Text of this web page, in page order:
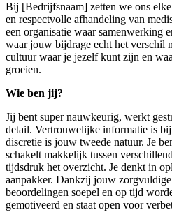
Bij [Bedrijfsnaam] zetten we ons
en respectvolle afhandeling van
een organisatie waar samenwerking
waar jouw bijdrage echt het verschil
cultuur waar je jezelf kunt zijn en
groeien.
Wie ben jij?
Jij bent super nauwkeurig, werkt
detail. Vertrouwelijke informatie is
discretie is jouw tweede natuur. Je
schakelt makkelijk tussen
tijdsdruk het overzicht. Je denkt in
aanpakker. Dankzij jouw
beoordelingen soepel en op tijd
gemotiveerd en staat open voor